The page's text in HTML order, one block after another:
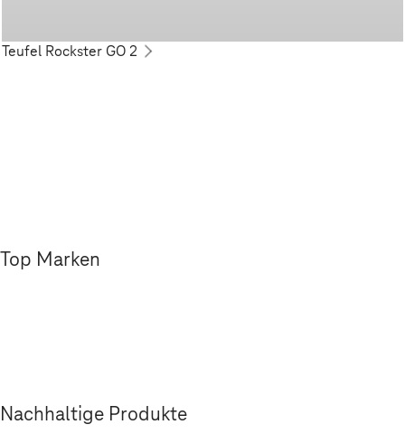
Teufel Rockster GO 2
Top Marken
Nachhaltige Produkte